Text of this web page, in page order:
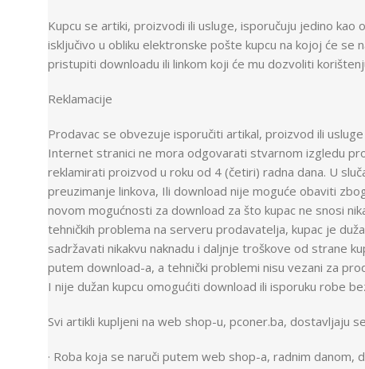
Kupcu se artiki, proizvodi ili usluge, isporučuju jedino
isključivo u obliku elektronske pošte kupcu na kojoj će se
pristupiti downloadu ili linkom koji će mu dozvoliti
Reklamacije
Prodavac se obvezuje isporučiti artikal, proizvod ili
Internet stranici ne mora odgovarati stvarnom izgledu
reklamirati proizvod u roku od 4 (četiri) radna dana. U
preuzimanje linkova, Ili download nije moguće obaviti
novom mogućnosti za download za što kupac ne snosi
tehničkih problema na serveru prodavatelja, kupac je
sadržavati nikakvu naknadu i daljnje troškove od strane
putem download-a, a tehnički problemi nisu vezani za
I nije dužan kupcu omogućiti download ili isporuku robe
Svi artikli kupljeni na web shop-u, pconer.ba, dostavljaju
· Roba koja se naruči putem web shop-a, radnim